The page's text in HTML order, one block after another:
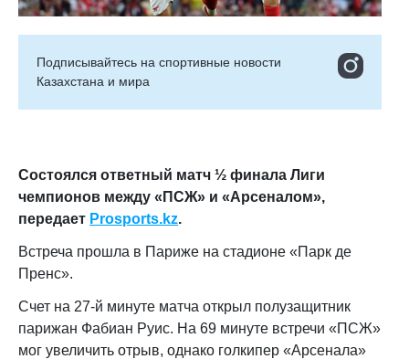
Подписывайтесь на cпортивные новости
Казахстана и мира
Состоялся ответный матч ½ финала Лиги
чемпионов между «ПСЖ» и «Арсеналом»,
передает Prosports.kz.
Встреча прошла в Париже на стадионе «Парк де
Пренс».
Счет на 27-й минуте матча открыл полузащитник
парижан Фабиан Руис. На 69 минуте встречи «ПСЖ»
мог увеличить отрыв, однако голкипер «Арсенала»